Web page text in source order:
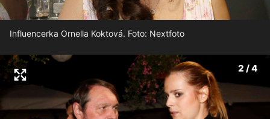
Influencerka Ornella Koktová. Foto: Nextfoto
2 / 4